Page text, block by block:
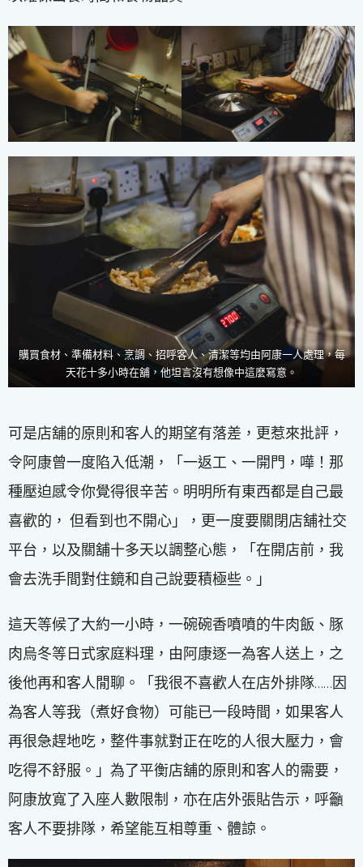
購買食材、準備材料、烹調、招呼客人、清潔等均由阿康一人處理，每
天花十多小時在舖，他坦言沒有想像中這麼寫意。
可是店舖的原則和客人的期望有落差，更惹來批評，
令阿康曾一度陷入低潮，「一返工、一開門，嘩！那
種壓迫感令你覺得很辛苦。明明所有東西都是自己最
喜歡的， 但看到也不開心」，更一度要關閉店舖社交
平台，以及關舖十多天以調整心態，「在開店前，我
會去洗手間對住鏡和自己說要積極些。」
這天等候了大約一小時，一碗碗香噴噴的牛肉飯、豚
肉烏冬等日式家庭料理，由阿康逐一為客人送上，之
後他再和客人閒聊。「我很不喜歡人在店外排隊……因
為客人等我（煮好食物）可能已一段時間，如果客人
再很急趕地吃，整件事就對正在吃的人很大壓力，會
吃得不舒服。」為了平衡店舖的原則和客人的需要，
阿康放寬了入座人數限制，亦在店外張貼告示，呼籲
客人不要排隊，希望能互相尊重、體諒。